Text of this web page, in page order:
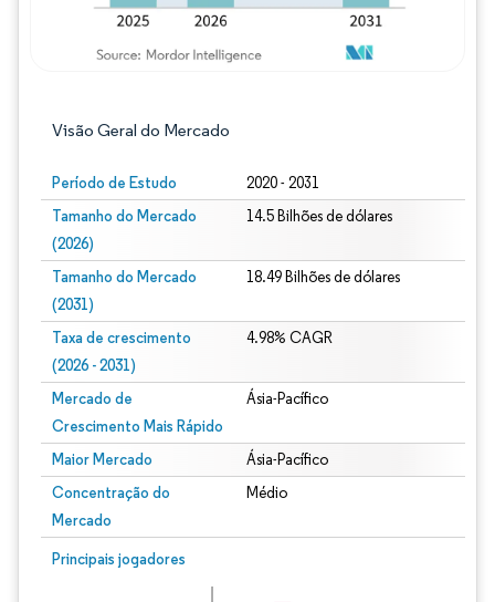
Visão Geral do Mercado
Período de Estudo 2020 - 2031
Tamanho do Mercado
(2026)
14.5 Bilhões de dólares
Tamanho do Mercado
(2031)
18.49 Bilhões de dólares
Taxa de crescimento
(2026 - 2031)
4.98% CAGR
Mercado de
Crescimento Mais Rápido
Ásia-Pacífico
Maior Mercado Ásia-Pacífico
Concentração do
Mercado
Médio
Principais jogadores
Imagem © Mordor Intelligence. O reuso requer atribuição conforme CC BY 4.0.